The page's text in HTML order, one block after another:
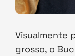
Visualmente
grosso, o